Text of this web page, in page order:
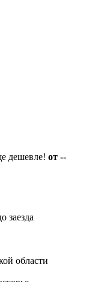
дешевле! от --
заезда
области